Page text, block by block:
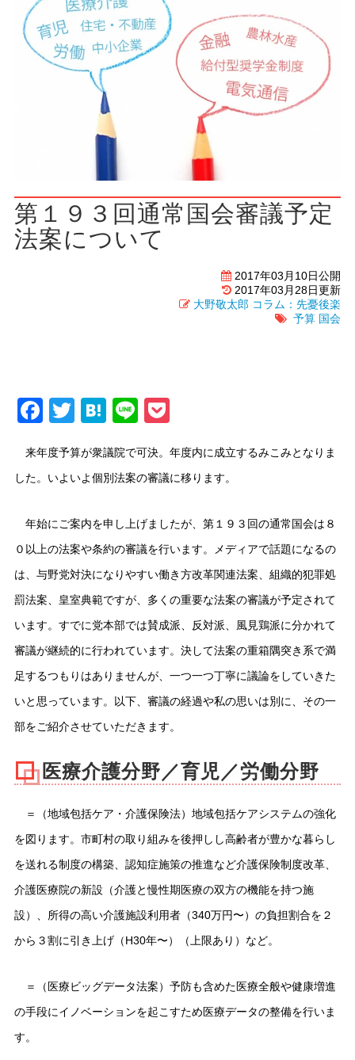
第１９３回通常国会審議予定
法案について
2017年03月10日公開
2017年03月28日更新
大野敬太郎 コラム：先憂後楽
予算 国会
Facebook
Twitter
Hatena
Line
来年度予算が衆議院で可決。年度内に成立するみこみとなりま
した。いよいよ個別法案の審議に移ります。
年始にご案内を申し上げましたが、第１９３回の通常国会は８
０以上の法案や条約の審議を行います。メディアで話題になるの
は、与野党対決になりやすい働き方改革関連法案、組織的犯罪処
罰法案、皇室典範ですが、多くの重要な法案の審議が予定されて
います。すでに党本部では賛成派、反対派、風見鶏派に分かれて
審議が継続的に行われています。決して法案の重箱隅突き系で満
足するつもりはありませんが、一つ一つ丁寧に議論をしていきた
いと思っています。以下、審議の経過や私の思いは別に、その一
部をご紹介させていただきます。
医療介護分野／育児／労働分野
＝（地域包括ケア・介護保険法）地域包括ケアシステムの強化
を図ります。市町村の取り組みを後押しし高齢者が豊かな暮らし
を送れる制度の構築、認知症施策の推進など介護保険制度改革、
介護医療院の新設（介護と慢性期医療の双方の機能を持つ施
設）、所得の高い介護施設利用者（340万円〜）の負担割合を２
から３割に引き上げ（H30年〜）（上限あり）など。
＝（医療ビッグデータ法案）予防も含めた医療全般や健康増進
の手段にイノベーションを起こすため医療データの整備を行いま
す。